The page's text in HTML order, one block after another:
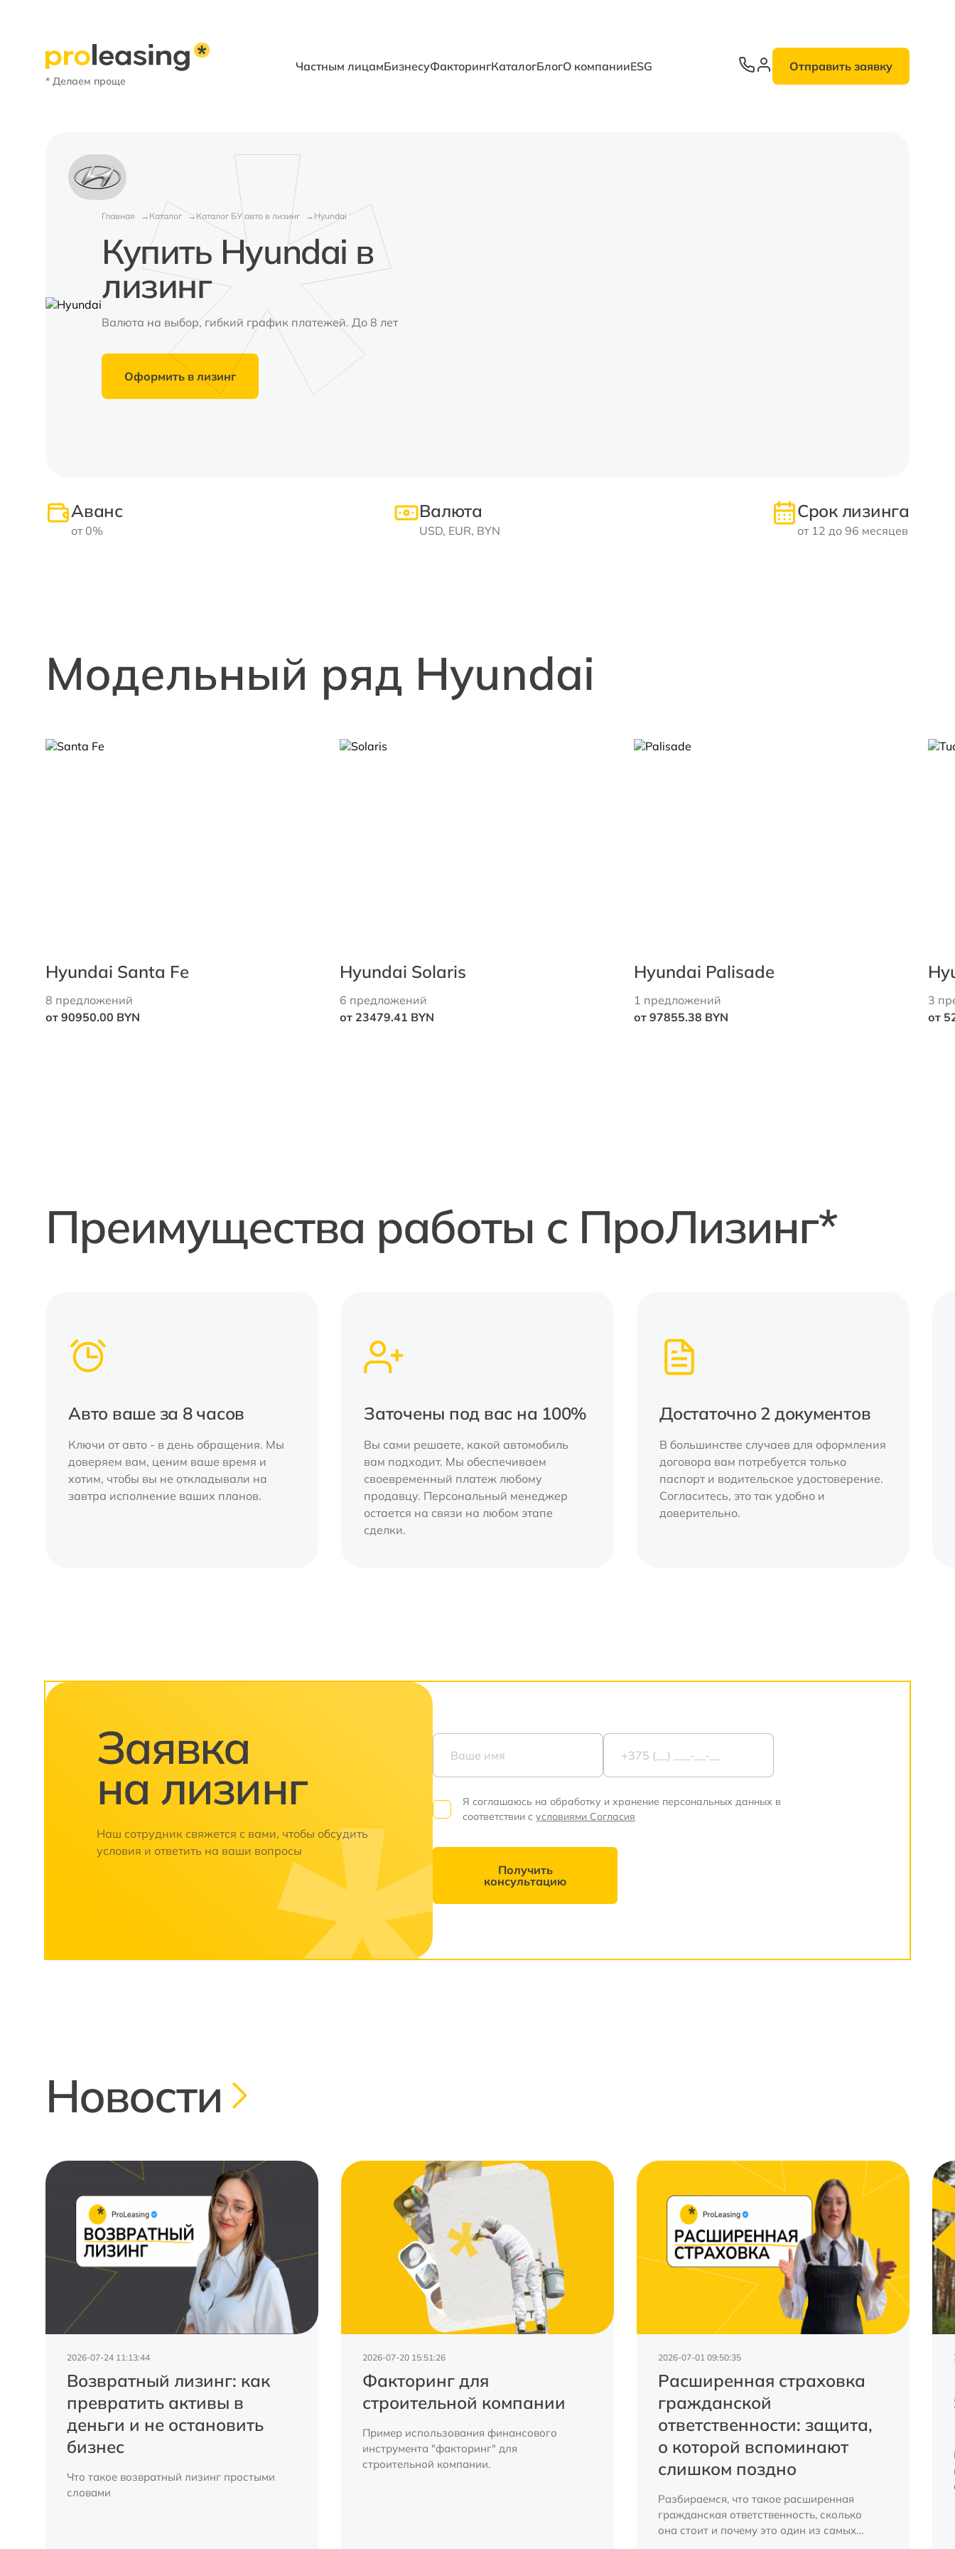
* Делаем проще
Частным лицамБизнесуФакторингКаталогБлогО компанииESG Отправить заявку
Главная Каталог Каталог БУ авто в лизинг Hyundai
Купить Hyundai в
лизинг
Валюта на выбор, гибкий график платежей. До 8 лет
Оформить в лизинг
Аванс
от 0%
Валюта
USD, EUR, BYN
Срок лизинга
от 12 до 96 месяцев
Модельный ряд Hyundai
Hyundai Santa Fe
8 предложений
от 90950.00 BYN
Hyundai Solaris
6 предложений
от 23479.41 BYN
Hyundai Palisade
1 предложений
от 97855.38 BYN
3
от
Преимущества работы с ПроЛизинг*
Авто ваше за 8 часов
Ключи от авто - в день обращения. Мы
доверяем вам, ценим ваше время и
хотим, чтобы вы не откладывали на
завтра исполнение ваших планов.
Заточены под вас на 100%
Вы сами решаете, какой автомобиль
вам подходит. Мы обеспечиваем
своевременный платеж любому
продавцу. Персональный менеджер
остается на связи на любом этапе
сделки.
Достаточно 2 документов
В большинстве случаев для оформления
договора вам потребуется только
паспорт и водительское удостоверение.
Согласитесь, это так удобно и
доверительно.
Заявка
на лизинг
Наш сотрудник свяжется с вами, чтобы обсудить
условия и ответить на ваши вопросы
Я соглашаюсь на обработку и хранение персональных данных в
соответствии с условиями Согласия
Получить
консультацию
Новости
2026-07-24 11:13:44
Возвратный лизинг: как
превратить активы в
деньги и не остановить
бизнес
Что такое возвратный лизинг простыми
словами
2026-07-20 15:51:26
Факторинг для
строительной компании
Пример использования финансового
инструмента "факторинг" для
строительной компании.
2026-07-01 09:50:35
Расширенная страховка
гражданской
ответственности: защита,
о которой вспоминают
слишком поздно
Разбираемся, что такое расширенная
гражданская ответственность, сколько
она стоит и почему это один из самых